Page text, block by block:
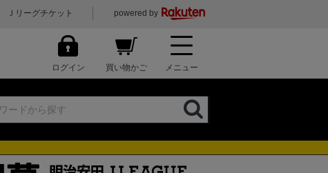
Ｊリーグチケット powered by
ログイン 買い物かご メニュー